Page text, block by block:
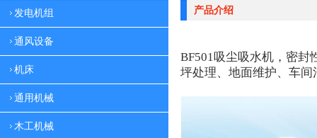
发电机组
通风设备
机床
通用机械
木工机械
产品介绍
BF501吸尘吸水机，密封
坪处理、地面维护、车